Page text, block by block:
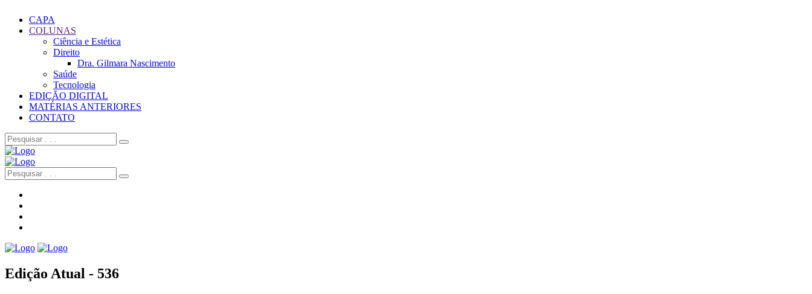
CAPA
COLUNAS
Ciência e Estética
Direito
Dra. Gilmara Nascimento
Saúde
Tecnologia
EDIÇÃO DIGITAL
MATÉRIAS ANTERIORES
CONTATO
Edição Atual - 536